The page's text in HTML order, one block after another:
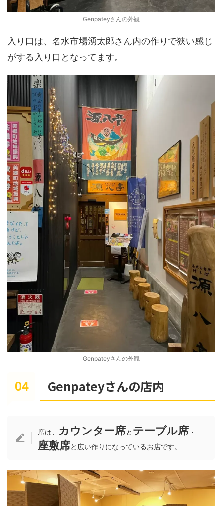
Genpateyさんの外観
入り口は、名水市場湧太郎さん内の作りで狭い感じ
がする入り口となってます。
Genpateyさんの外観
Genpateyさんの店内
席は、 カウンター席と テーブル席 ・
座敷席と広い作りになっているお店です。